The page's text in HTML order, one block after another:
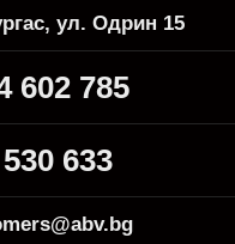
ул. Одрин 15
602 785
633